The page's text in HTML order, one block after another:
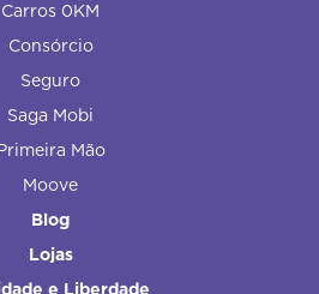
Carros 0KM
Consórcio
Seguro
Saga Mobi
Mão
Moove
Blog
Lojas
e Liberdade